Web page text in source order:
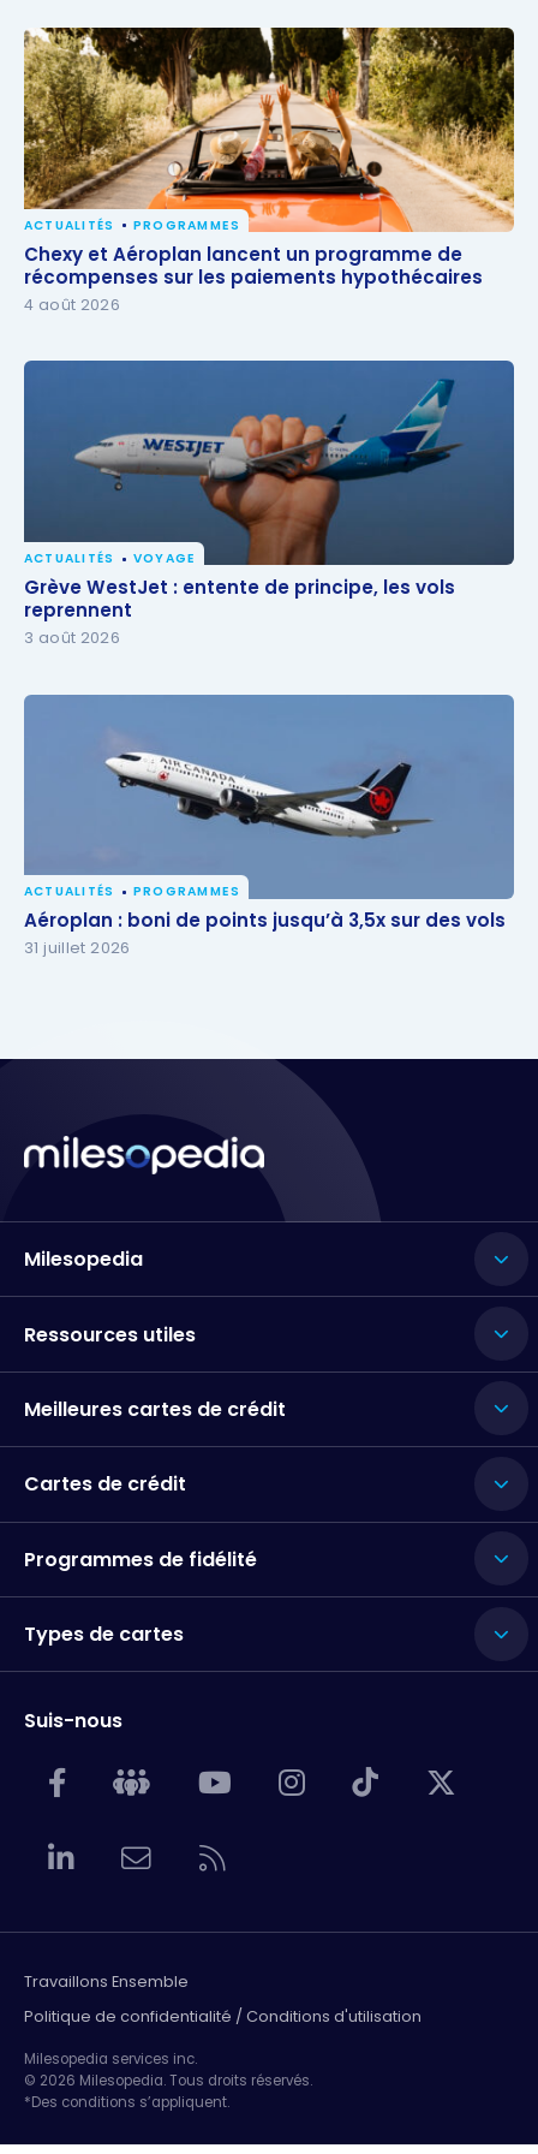
Chexy et Aéroplan lancent un programme de
récompenses sur les paiements hypothécaires
ACTUALITÉS PROGRAMMES
Chexy et Aéroplan lancent un programme de
récompenses sur les paiements hypothécaires
4 août 2026
Grève WestJet : entente de principe, les vols
reprennent
ACTUALITÉS VOYAGE
Grève WestJet : entente de principe, les vols
reprennent
3 août 2026
Aéroplan : boni de points jusqu’à 3,5x sur des vols
ACTUALITÉS PROGRAMMES
Aéroplan : boni de points jusqu’à 3,5x sur des vols
31 juillet 2026
Milesopedia
Ressources utiles
Meilleures cartes de crédit
Cartes de crédit
Programmes de fidélité
Types de cartes
Suis-nous
Travaillons Ensemble
Politique de confidentialité / Conditions d'utilisation
Milesopedia services inc.
© 2026 Milesopedia. Tous droits réservés.
*Des conditions s’appliquent.